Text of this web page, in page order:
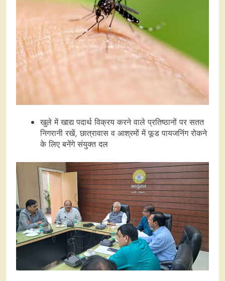
खुले में खाद्य पदार्थ विक्रय करने वाले प्रतिष्ठानों पर सतत
निगरानी रखें, छात्रावास व आश्रमों में फूड पायजनिंग रोकने
के लिए बनेंगे संयुक्त दल